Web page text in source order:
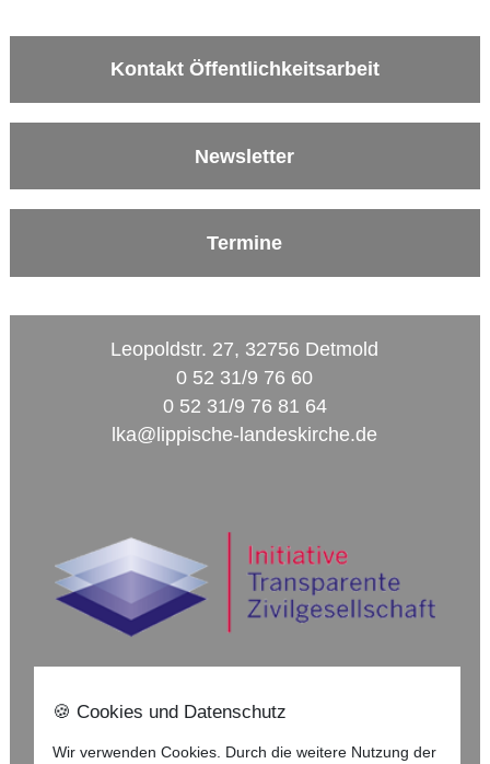
Kontakt Öffentlichkeitsarbeit
Newsletter
Termine
Leopoldstr. 27, 32756 Detmold
0 52 31/9 76 60
0 52 31/9 76 81 64
lka@lippische-landeskirche.de
Nach oben ⇪
🍪 Cookies und Datenschutz
Wir verwenden Cookies. Durch die weitere Nutzung der